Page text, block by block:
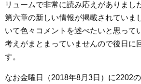
リュームで非常に読み応えがありまし
第六章の新しい情報が掲載されていま
いて色々コメントを述べたいと思って
考えがまとまっていませんので後日に
す。
なお金曜日（2018年8月3日）に2202